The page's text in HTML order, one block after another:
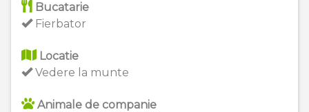
Bucatarie
Fierbator
Locatie
Vedere la munte
Animale de companie